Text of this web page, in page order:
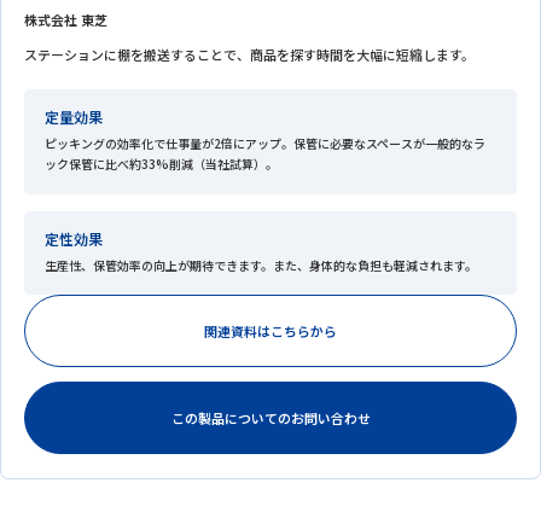
株式会社 東芝
ステーションに棚を搬送することで、商品を探す時間を大幅に短縮します。
定量効果
ピッキングの効率化で仕事量が2倍にアップ。保管に必要なスペースが一般的なラ
ック保管に比べ約33%削減（当社試算）。
定性効果
生産性、保管効率の向上が期待できます。また、身体的な負担も軽減されます。
関連資料はこちらから
この製品についてのお問い合わせ